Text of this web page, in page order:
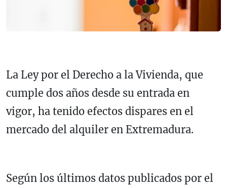
La Ley por el Derecho a la Vivienda, que
cumple dos años desde su entrada en
vigor, ha tenido efectos dispares en el
mercado del alquiler en Extremadura.
Según los últimos datos publicados por el